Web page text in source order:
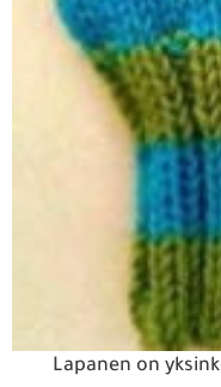
Lapanen on